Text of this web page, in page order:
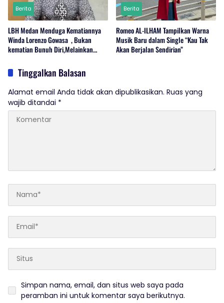
Berita
LBH Medan Menduga Kematiannya
Winda Lorenzo Gowasa , Bukan
kematian Bunuh Diri,Melainkan
Berita
Romeo AL-ILHAM Tampilkan Warna
Musik Baru dalam Single “Kau Tak
Akan Berjalan Sendirian”
Tinggalkan Balasan
Alamat email Anda tidak akan dipublikasikan. Ruas yang
wajib ditandai *
Simpan nama, email, dan situs web saya pada
peramban ini untuk komentar saya berikutnya.